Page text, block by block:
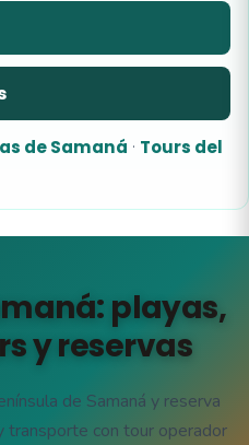
de Samaná · Tours del
playas,
y reservas
de Samaná y reserva
transporte con tour operador